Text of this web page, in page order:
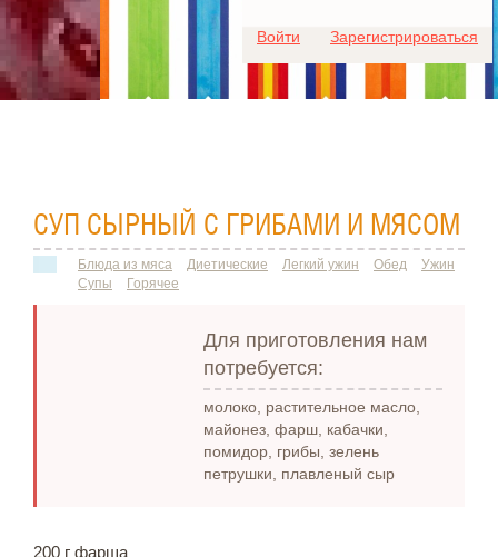
Войти Зарегистрироваться
СУП СЫРНЫЙ С ГРИБАМИ И МЯСОМ
Блюда из мяса Диетические Легкий ужин Обед
Ужин
Супы
Горячее
Для приготовления нам
потребуется:
молоко, растительное масло,
майонез, фарш, кабачки,
помидор, грибы, зелень
петрушки, плавленый сыр
200 г фарша
Для любых предложений по